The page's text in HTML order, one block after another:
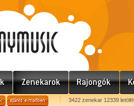
3422 zenekar 12339